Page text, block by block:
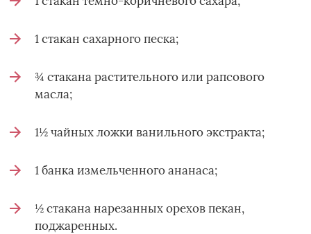
1 стакан сахарного песка;
¾ стакана растительного или рапсового
масла;
1½ чайных ложки ванильного экстракта;
1 банка измельченного ананаса;
½ стакана нарезанных орехов пекан,
поджаренных.